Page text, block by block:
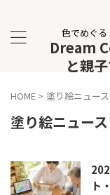
色でめぐる
Dream
と親
HOME > 塗り絵ニュース
塗り絵ニュース
ト